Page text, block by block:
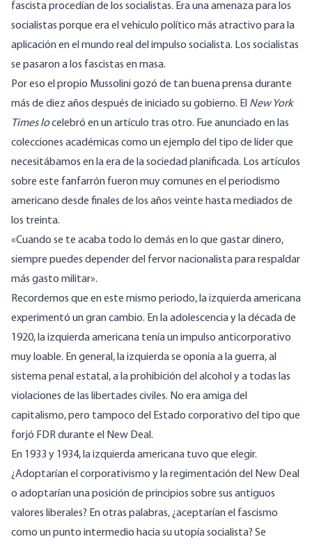
fascista procedían de los socialistas. Era una amenaza para los
socialistas porque era el vehículo político más atractivo para la
aplicación en el mundo real del impulso socialista. Los socialistas
se pasaron a los fascistas en masa.
Por eso el propio Mussolini gozó de tan buena prensa durante
más de diez años después de iniciado su gobierno. El New York
Times locelebró en un artículo tras otro. Fue anunciado en las
colecciones académicas como un ejemplo del tipo de líder que
necesitábamos en la era de la sociedad planificada. Los artículos
sobre este fanfarrón fueron muy comunes en el periodismo
americano desde finales de los años veinte hasta mediados de
los treinta.
«Cuando se te acaba todo lo demás en lo que gastar dinero,
siempre puedes depender del fervor nacionalista para respaldar
más gasto militar».
Recordemos que en este mismo periodo, la izquierda americana
experimentó un gran cambio. En la adolescencia y la década de
1920, la izquierda americana tenía un impulso anticorporativo
muy loable. En general, la izquierda se oponía a la guerra, al
sistema penal estatal, a la prohibición del alcohol y a todas las
violaciones de las libertades civiles. No era amiga del
capitalismo, pero tampoco del Estado corporativo del tipo que
forjó FDR durante el New Deal.
En 1933 y 1934, la izquierda americana tuvo que elegir.
¿Adoptarían el corporativismo y la regimentación del New Deal
o adoptarían una posición de principios sobre sus antiguos
valores liberales? En otras palabras, ¿aceptarían el fascismo
como un punto intermedio hacia su utopía socialista? Se